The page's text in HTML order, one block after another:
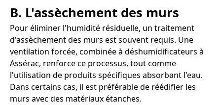
B. L'assèchement des murs
Pour éliminer l'humidité résiduelle, un traitement
d'assèchement des murs est souvent requis. Une
ventilation forcée, combinée à déshumidificateurs à
Assérac, renforce ce processus, tout comme
l'utilisation de produits spécifiques absorbant l'eau.
Dans certains cas, il est préférable de réédifier les
murs avec des matériaux étanches.